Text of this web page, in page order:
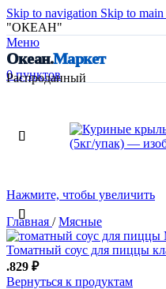
Skip to navigation Skip to
"ОКЕАН"
Меню
Океан.Маркет
0пунктов
Распроданный
Нажмите, чтобы увеличить
Главная / Мясные
Томатный соус для пиццы
.829 ₽
Вернуться к продуктам